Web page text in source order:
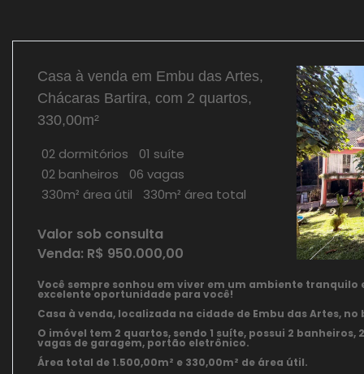
Casa à venda em Embu das Artes,
Chácaras Bartira, com 2 quartos,
330,00m²
02 dormitórios
01 suíte
02 banheiros
06 vagas
330m² área útil
330m² área total
Valor sob consulta
Venda: R$ 950.000,00
Você sempre sonhou em viver em um ambiente tranquilo
excelente oportunidade para você!
Casa à venda, localizada na cidade de Embu das Artes,
O imóvel tem 2 quartos, sendo 1 suíte, possui 2 banheiros,
vagas de garagem, portão eletrônico.
Área total de 1.500,00m² e 330,00m² de área útil.